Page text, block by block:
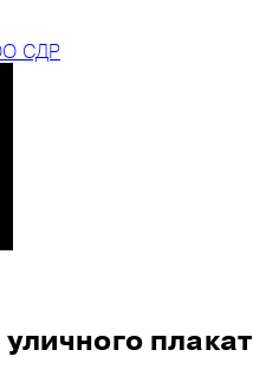
России: челябинское